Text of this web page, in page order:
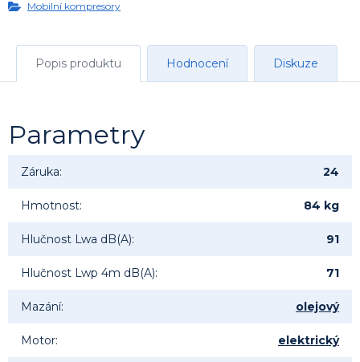
Mobilní kompresory
Popis produktu Hodnocení Diskuze
Parametry
Záruka: 24
Hmotnost: 84 kg
Hlučnost Lwa dB(A): 91
Hlučnost Lwp 4m dB(A): 71
Mazání: olejový
Motor: elektrický